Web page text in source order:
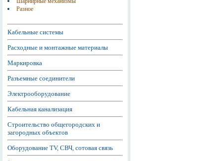
Разное
Кабельные системы
Расходные и монтажные материалы
Маркировка
Разъемные соединители
Электрооборудование
Кабельная канализация
Строительство общегородских и
загородных объектов
Оборудование TV, СВЧ, сотовая связь